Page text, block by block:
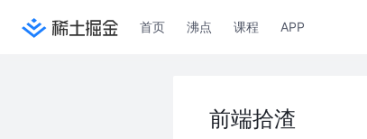
首页 沸点 课程 APP
前端拾渣